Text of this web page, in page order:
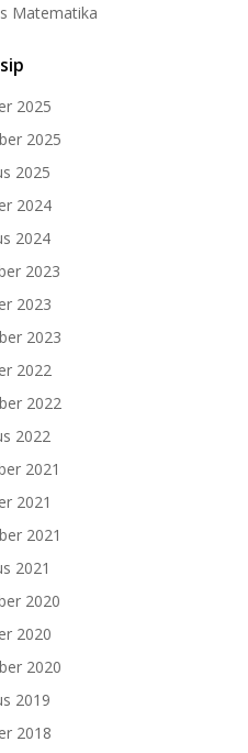
Matematika
2025
2025
2025
2024
2024
2023
2023
2023
2022
2022
2022
2021
2021
2021
2021
2020
2020
2020
2019
2018